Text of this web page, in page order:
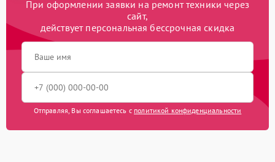
При оформлении заявки на ремонт техники через
сайт,
действует персональная бессрочная скидка
Отправляя, Вы соглашаетесь с политикой конфиденциальности